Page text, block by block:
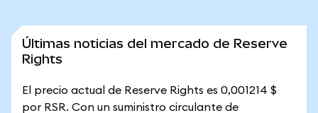
Últimas noticias del mercado de Reserve
Rights
El precio actual de Reserve Rights es 0,001214 $
por RSR. Con un suministro circulante de